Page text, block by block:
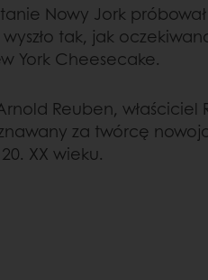
Nowy Jork próbował
tak, jak
York Cheesecake.
Reuben, właściciel
za twórcę
XX wieku.